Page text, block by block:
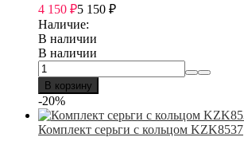
4 150 ₽5 150 ₽
Наличие:
В наличии
В наличии
В корзину
-20%
Комплект серьги с кольцом KZK8537